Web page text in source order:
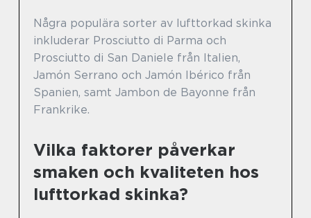
Några populära sorter av lufttorkad skinka
inkluderar Prosciutto di Parma och
Prosciutto di San Daniele från Italien,
Jamón Serrano och Jamón Ibérico från
Spanien, samt Jambon de Bayonne från
Frankrike.
Vilka faktorer påverkar
smaken och kvaliteten hos
lufttorkad skinka?